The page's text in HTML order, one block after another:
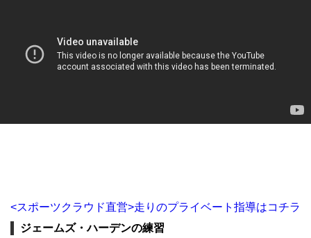
<スポーツクラウド直営>走りのプライベート指導はコチラ
ジェームズ・ハーデンの練習